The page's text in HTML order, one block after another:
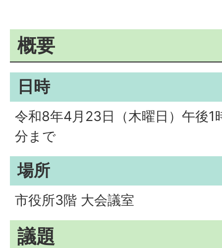
概要
日時
令和8年4月23日（木曜日）午後
分まで
場所
市役所3階 大会議室
議題